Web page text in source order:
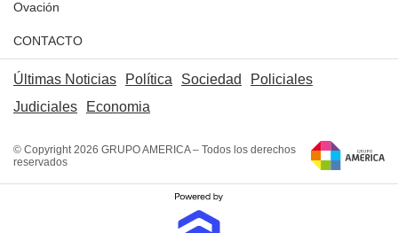
Ovación
CONTACTO
Últimas Noticias Política Sociedad
Policiales
Judiciales
Economia
© Copyright 2026 GRUPO AMERICA – Todos los derechos
reservados